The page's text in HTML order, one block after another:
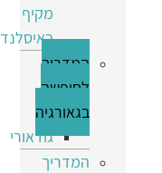
מקיף
באיסלנד
המדריך
לחופשה
בגאורגיה
גודאורי
המדריך